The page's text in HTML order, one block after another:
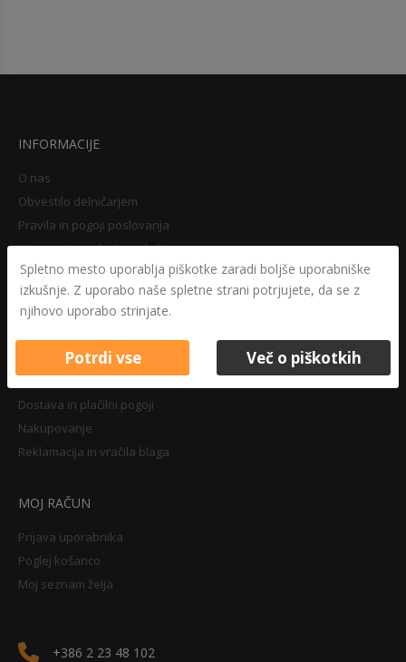
INFORMACIJE
O nas
Obvestilo delničarjem
Pravila in pogoji poslovanja
Varovanje osebnih podatkov
Druga določila
Pravilnik o zasebnosti
Pravno obvestilo
Dostava in plačilni pogoji
Nakupovanje
Reklamacija in vračila blaga
MOJ RAČUN
Prijava uporabnika
Poglej košarico
Moj seznam želja
+386 2 23 48 102
Spletno mesto uporablja piškotke zaradi boljše uporabniške
izkušnje. Z uporabo naše spletne strani potrjujete, da se z
njihovo uporabo strinjate.
Potrdi vse Več o piškotkih